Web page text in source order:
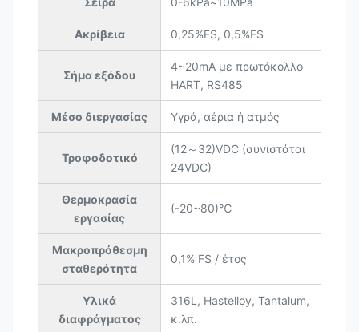
Ακρίβεια 0,25%FS, 0,5%FS
Σήμα εξόδου
4~20mA με πρωτόκολλο
HART, RS485
Μέσο διεργασίας Υγρά, αέρια ή ατμός
Τροφοδοτικό
(12～32)VDC (συνιστάται
24VDC)
Θερμοκρασία
εργασίας
(-20~80)℃
Μακροπρόθεσμη
σταθερότητα
0,1% FS / έτος
Υλικά
διαφράγματος
316L, Hastelloy, Tantalum,
κ.λπ.